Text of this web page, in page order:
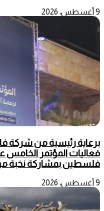
9 أغسطس، 2026
برعاية رئيسية من شركة
فعاليات المؤتمر الخامس
فلسطين بمشاركة نخبة
9 أغسطس، 2026